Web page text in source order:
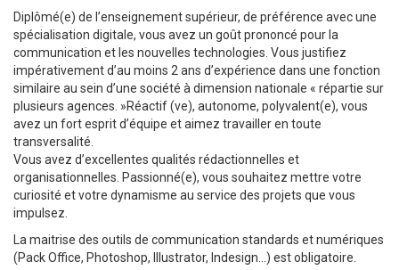
Diplômé(e) de l’enseignement supérieur, de préférence avec une
spécialisation digitale, vous avez un goût prononcé pour la
communication et les nouvelles technologies. Vous justifiez
impérativement d’au moins 2 ans d’expérience dans une fonction
similaire au sein d’une société à dimension nationale « répartie sur
plusieurs agences. »Réactif (ve), autonome, polyvalent(e), vous
avez un fort esprit d’équipe et aimez travailler en toute
transversalité.
Vous avez d’excellentes qualités rédactionnelles et
organisationnelles. Passionné(e), vous souhaitez mettre votre
curiosité et votre dynamisme au service des projets que vous
impulsez.
La maitrise des outils de communication standards et numériques
(Pack Office, Photoshop, Illustrator, Indesign…) est obligatoire.